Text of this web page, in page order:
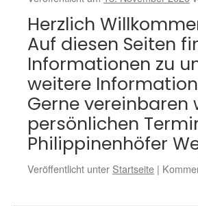
Herzlich
Auf diesen Seiten
Informationen zu
weitere
Gerne vereinbaren
persönlichen
Philippinenhöfer
Veröffentlicht unter Startseite |